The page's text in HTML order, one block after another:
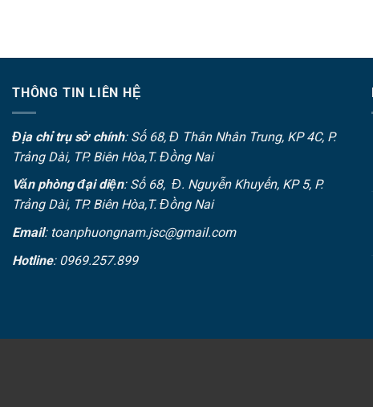
THÔNG TIN LIÊN HỆ
Địa chỉ trụ sở chính: Số 68, Đ Thân Nhân Trung, KP 4C, P.
Trảng Dài, TP. Biên Hòa,T. Đồng Nai
Văn phòng đại diện: Số 68, Đ. Nguyễn Khuyến, KP 5, P.
Trảng Dài, TP. Biên Hòa,T. Đồng Nai
Email: toanphuongnam.jsc@gmail.com
Hotline: 0969.257.899